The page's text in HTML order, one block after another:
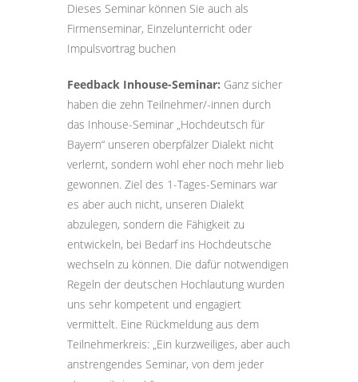
Dieses Seminar können Sie auch als
Firmenseminar, Einzelunterricht oder
Impulsvortrag buchen
Feedback Inhouse-Seminar: Ganz sicher
haben die zehn Teilnehmer/-innen durch
das Inhouse-Seminar „Hochdeutsch für
Bayern“ unseren oberpfälzer Dialekt nicht
verlernt, sondern wohl eher noch mehr lieb
gewonnen. Ziel des 1-Tages-Seminars war
es aber auch nicht, unseren Dialekt
abzulegen, sondern die Fähigkeit zu
entwickeln, bei Bedarf ins Hochdeutsche
wechseln zu können. Die dafür notwendigen
Regeln der deutschen Hochlautung wurden
uns sehr kompetent und engagiert
vermittelt. Eine Rückmeldung aus dem
Teilnehmerkreis: „Ein kurzweiliges, aber auch
anstrengendes Seminar, von dem jeder